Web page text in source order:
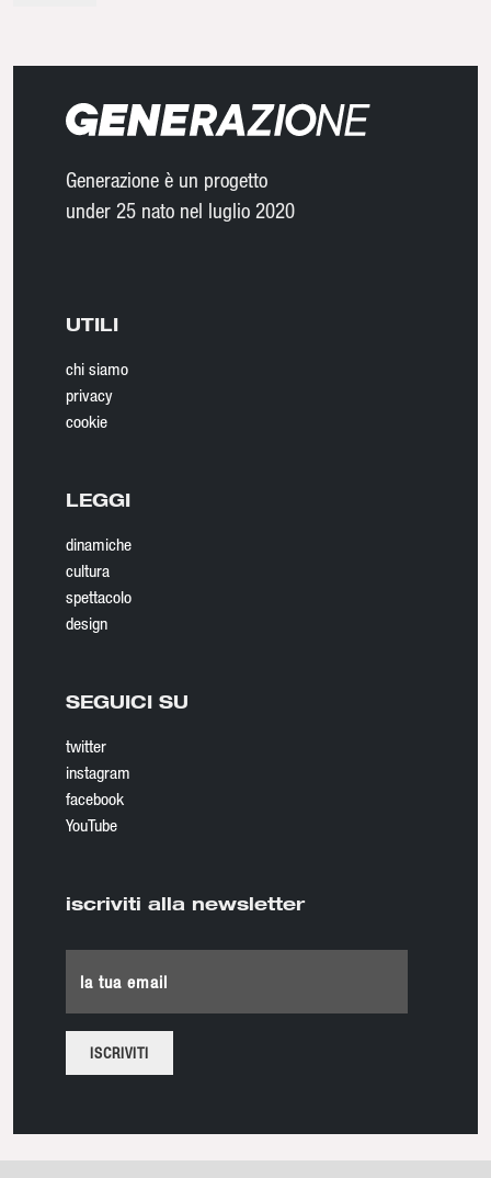
Generazione è un progetto
under 25 nato nel luglio 2020
UTILI
chi siamo
privacy
cookie
LEGGI
dinamiche
cultura
spettacolo
design
SEGUICI SU
twitter
instagram
facebook
YouTube
iscriviti alla newsletter
la tua email